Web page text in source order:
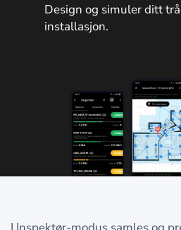
Design og simuler ditt
installasjon.